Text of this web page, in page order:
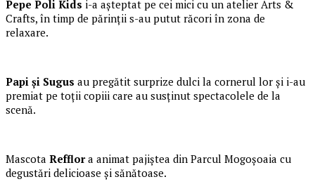
Pepe Poli Kids i-a așteptat pe cei mici cu un atelier Arts &
Crafts, în timp de părinții s-au putut răcori în zona de
relaxare.
Papi și Sugus au pregătit surprize dulci la cornerul lor și i-au
premiat pe toții copiii care au susținut spectacolele de la
scenă.
Mascota Refflora animat pajiștea din Parcul Mogoșoaia cu
degustări delicioase și sănătoase.